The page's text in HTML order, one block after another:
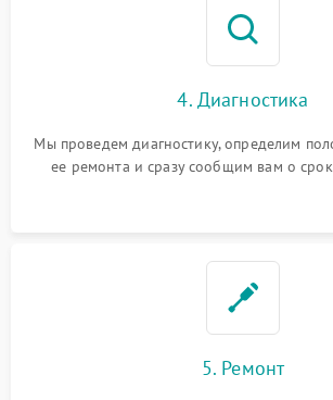
4. Диагностика
Мы проведем диагностику, определим
ее ремонта и сразу сообщим вам о
5. Ремонт